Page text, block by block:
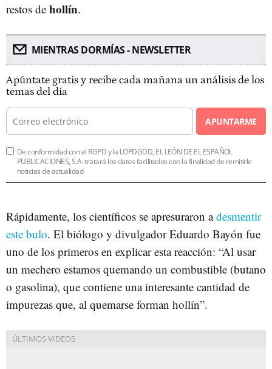
restos de hollín.
MIENTRAS DORMÍAS - NEWSLETTER
Apúntate gratis y recibe cada mañana un análisis de los
temas del día
APUNTARME
De conformidad con el RGPD y la LOPDGDD, EL LEÓN DE EL ESPAÑOL
PUBLICACIONES, S.A. tratará los datos facilitados con la finalidad de remitirle
noticias de actualidad.
Rápidamente, los científicos se apresuraron adesmentir
este bulo. El biólogo y divulgador Eduardo Bayón fue
uno de los primeros en explicar esta reacción: “Al usar
un mechero estamos quemando un combustible (butano
o gasolina), que contiene una interesante cantidad de
impurezas que, al quemarse forman hollín”.